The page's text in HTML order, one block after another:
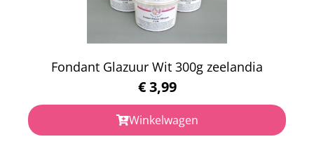
Fondant Glazuur Wit 300g zeelandia
€3,99
Winkelwagen